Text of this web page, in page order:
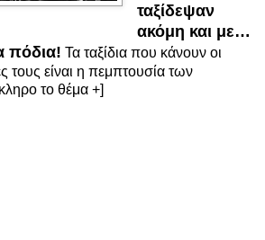
ταξίδεψαν
ακόμη και με…
πόδια! Τα ταξίδια που κάνουν οι
τους είναι η πεμπτουσία των
το θέμα +]